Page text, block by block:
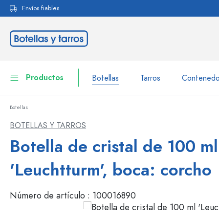
Saltar a la navegación principal
Envíos fiables
Productos Botellas Tarros
Tarros
Envases para cosméticos
Botellas según la marca
Botellas de vidrio 100 ml
Botellas
BOTELLAS Y TARROS
Botella de cristal de 100 ml
'Leuchtturm', boca: corcho
Número de artículo : 100016890